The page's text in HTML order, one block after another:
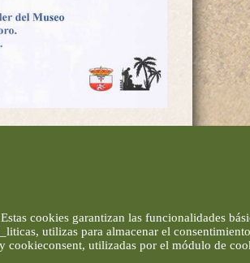
cookies garantizan las funcionalidades
utilizas para almacenar el
utilizadas por el módulo de